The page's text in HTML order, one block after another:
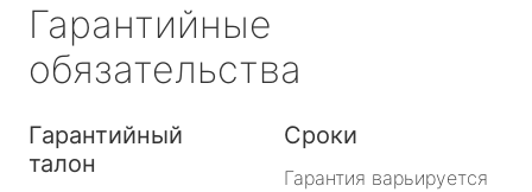
Гарантийные
обязательства
Гарантийный
талон
Сроки
Гарантия варьируется